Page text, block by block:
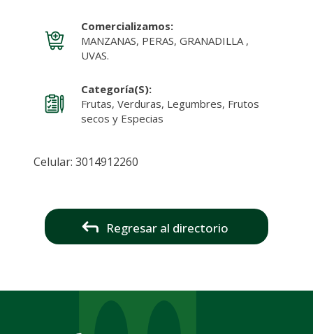
Comercializamos:
MANZANAS, PERAS, GRANADILLA ,
UVAS.
Categoría(s):
Frutas, Verduras, Legumbres, Frutos
secos y Especias
Celular: 3014912260
Regresar al directorio